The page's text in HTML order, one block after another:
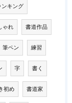
ンキング
ゃれ 書道作品
筆ペン 練習
字 書く
初め 書道家